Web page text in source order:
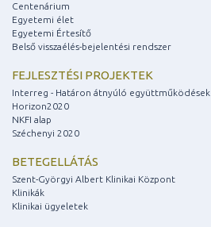
Centenárium
Egyetemi élet
Egyetemi Értesítő
Belső visszaélés-bejelentési rendszer
FEJLESZTÉSI PROJEKTEK
Interreg - Határon átnyúló együttműködések
Horizon2020
NKFI alap
Széchenyi 2020
BETEGELLÁTÁS
Szent-Györgyi Albert Klinikai Központ
Klinikák
Klinikai ügyeletek